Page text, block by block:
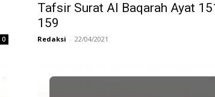
0
Tafsir Surat Al Baqarah Ayat
159
Redaksi - 22/04/2021